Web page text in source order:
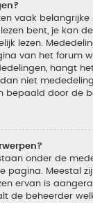
vaak
bent, je kan
lezen.
van het forum
hangt
niet
bepaald door de
onder de
pagina. Meestal
ervan is
de beheerder